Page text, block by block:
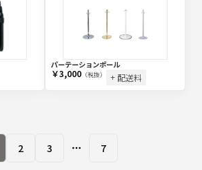
パーテーションポール
￥3,000（税抜） + 配送料
2 3 More pages
7